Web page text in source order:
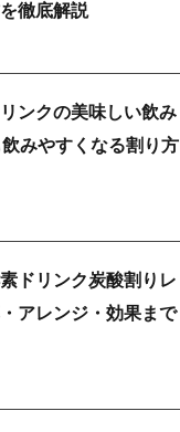
徹底解説
ンクの美味しい飲み
みやすくなる割り方
ドリンク炭酸割りレ
アレンジ・効果まで